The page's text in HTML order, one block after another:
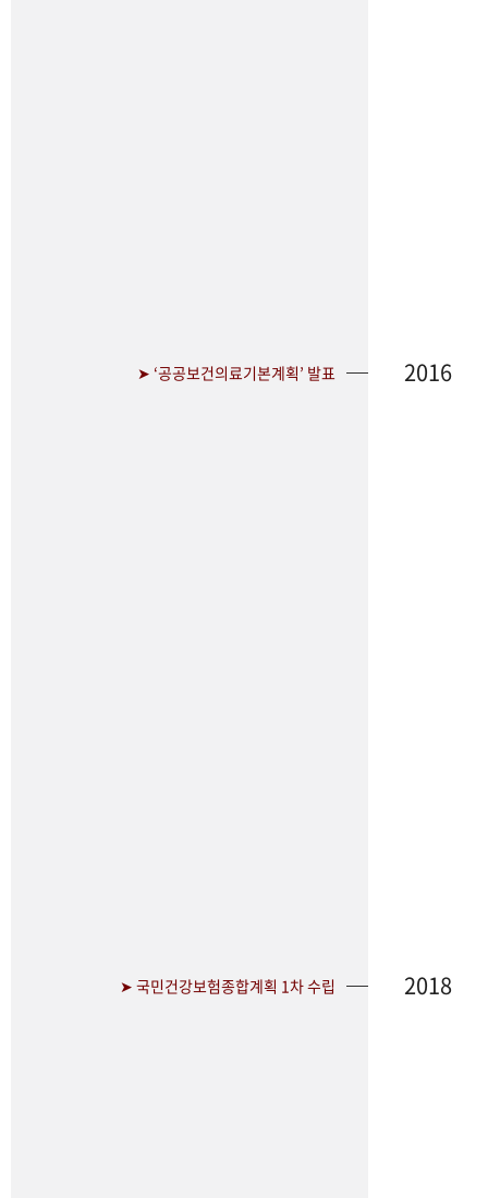
➤ ‘공공보건의료기본계획’ 발표 2016
➤ 국민건강보험종합계획 1차 수립 2018